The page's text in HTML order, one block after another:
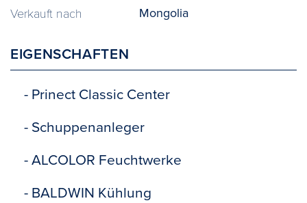
Verkauft nach Mongolia
EIGENSCHAFTEN
- Prinect Classic Center
- Schuppenanleger
- ALCOLOR Feuchtwerke
- BALDWIN Kühlung